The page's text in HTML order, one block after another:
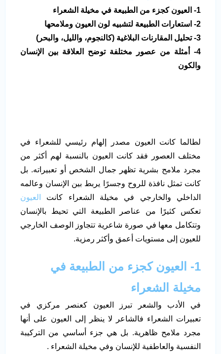
1- العيون كجزء من الطبيعة في مخيلة الشعراء
2- استعارات الطبيعة لتشبيه لون العيون وملامحها
3- تحليل المقارنات البلاغية (كالنجوم، والليل، والبحر)
4- أمثلة من عصور مختلفة توضح العلاقة بين الإنسان
والكون
لطالما كانت العيون مصدر إلهام رئيسي للشعراء في
مختلف العصور فقد كانت العيون بالنسبة لهم أكثر من
مجرد ملامح بشرية تظهر جمال الشخص أو تعبيراته. بل
كانت تمثل نافذة للروح وجسرًا يربط بين الإنسان وعالمه
الداخلي والخارجي في مخيلة الشعراء كانت
العيون
تعكس كثيرًا من عناصر الطبيعة التي تحيط بالإنسان
وتتكامل معها في صورة شاعرية تتجاوز الوصف الخارجي
للعيون إلى مستويات أعمق وأكثر رمزية.
1-
العيون كجزء من الطبيعة في
مخيلة الشعراء
في الأدب والشعر تبرز العيون كعنصر مركزي في
تعبيرات الشعراء فالشاعر لا ينظر إلى العيون على أنها
مجرد ملامح ظاهرية. بل هي جزء أساسي من التركيبة
النفسية والعاطفية للإنسان وفي مخيلة الشعراء .